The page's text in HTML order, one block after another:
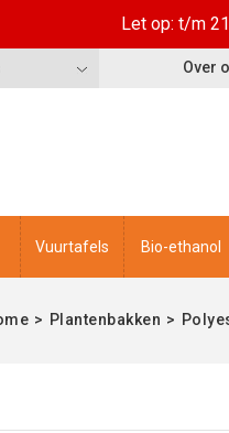
Over
Vuurtafels Bio-ethanol
> Plantenbakken >
Let op: t/m